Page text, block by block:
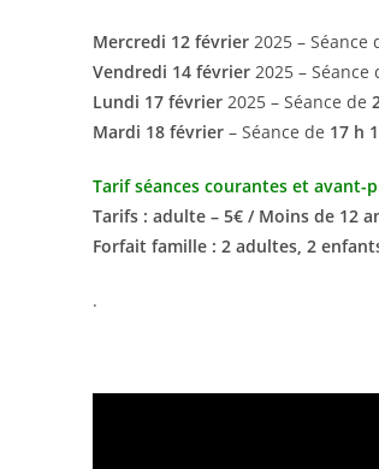
Mercredi 12 février 2025 – Séance
Vendredi 14 février 2025 – Séance
Lundi 17 février 2025 – Séance de
Mardi 18 février – Séance de 17 h
Tarif séances courantes et avant-
Tarifs : adulte – 5€ / Moins de 12
Forfait famille : 2 adultes, 2
.